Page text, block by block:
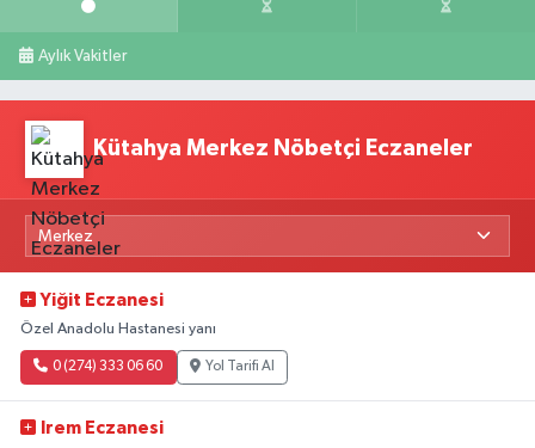
Aylık Vakitler
Kütahya Merkez Nöbetçi Eczaneler
Yiğit Eczanesi
Özel Anadolu Hastanesi yanı
0 (274) 333 06 60 Yol Tarifi Al
Irem Eczanesi